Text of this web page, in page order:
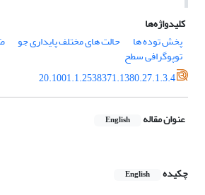
کلیدواژه‌ها
پخش توده ها
حالت های مختلف پایداری جو
توپوگرافی سطح
20.1001.1.2538371.1380.27.1.3.4
عنوان مقاله English
چکیده English